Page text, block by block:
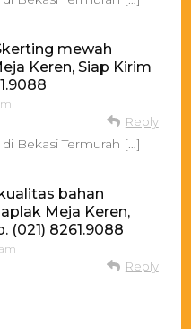
mewah
Keren, Siap Kirim
Reply
Bekasi Termurah […]
bahan
Meja Keren,
(021) 8261.9088
Reply